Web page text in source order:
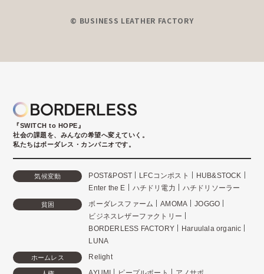
© BUSINESS LEATHER FACTORY
『SWITCH to HOPE』
社会の課題を、みんなの希望へ変えていく。
私たちはボーダレス・カンパニオです。
気候変動 POST&POST LFCコンポスト
HUB&STOCK
Enter the E
ハチドリ電力 ハチドリソーラー
貧困 ボーダレスファーム AMOMA
JOGGO
ビジネスレザーファクトリー
BORDERLESS FACTORY
Haruulala organic
LUNA
ホームレス Relight